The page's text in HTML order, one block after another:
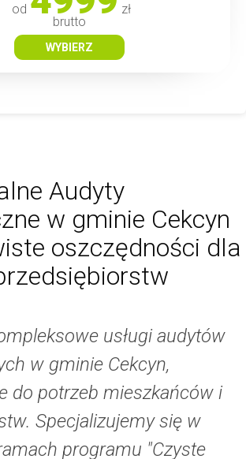
od
zł
brutto
WYBIERZ
Audyty
w gminie Cekcyn
oszczędności dla
usługi audytów
w gminie Cekcyn,
do potrzeb mieszkańców i
Specjalizujemy się w
programu "Czyste